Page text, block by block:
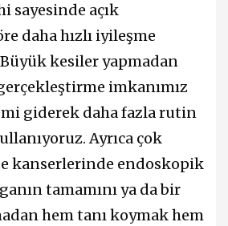
sayesinde açık
daha hızlı iyileşme
kesiler yapmadan
imkanımız
giderek daha fazla rutin
Ayrıca çok
kanserlerinde endoskopik
tamamını ya da bir
hem tanı koymak hem